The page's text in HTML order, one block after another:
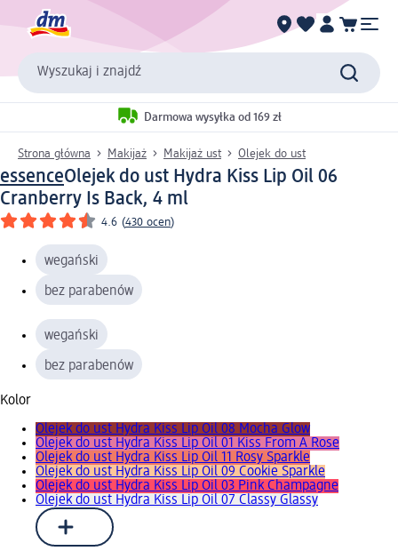
Wyszukaj i znajdź
Darmowa wysyłka od 169 zł
Strona główna Makijaż Makijaż ust Olejek do ust
essenceOlejek do ust Hydra Kiss Lip Oil 06
Cranberry Is Back, 4 ml
4.6 (430 ocen)
wegański
bez parabenów
wegański
bez parabenów
Kolor
Olejek do ust Hydra Kiss Lip Oil 08 Mocha Glow
Olejek do ust Hydra Kiss Lip Oil 01 Kiss From A Rose
Olejek do ust Hydra Kiss Lip Oil 11 Rosy Sparkle
Olejek do ust Hydra Kiss Lip Oil 09 Cookie Sparkle
Olejek do ust Hydra Kiss Lip Oil 03 Pink Champagne
Olejek do ust Hydra Kiss Lip Oil 07 Classy Glassy